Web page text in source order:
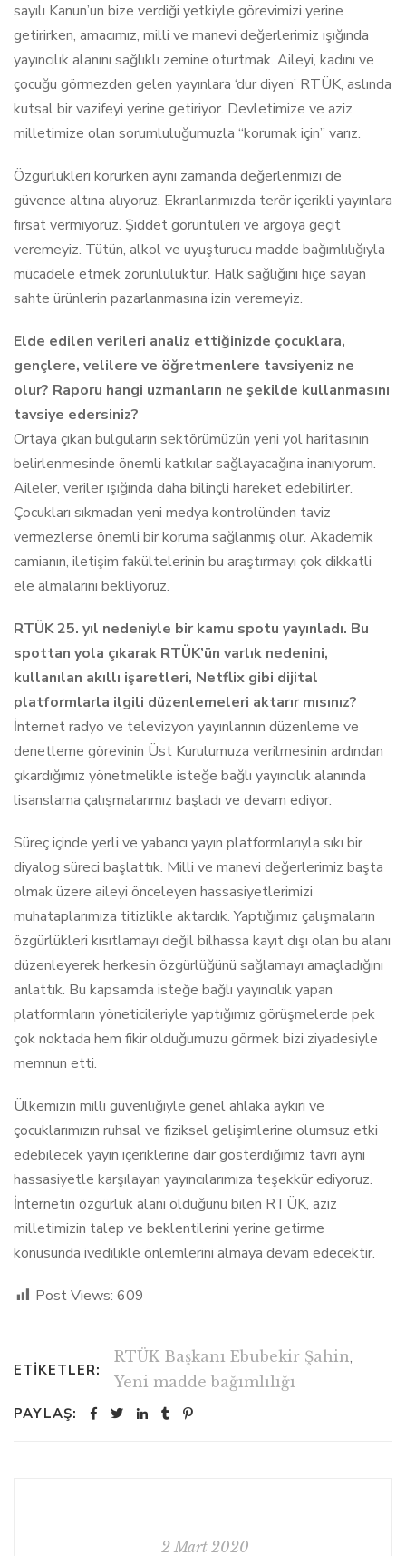
sayılı Kanun’un bize verdiği yetkiyle görevimizi yerine
getirirken, amacımız, milli ve manevi değerlerimiz ışığında
yayıncılık alanını sağlıklı zemine oturtmak. Aileyi, kadını ve
çocuğu görmezden gelen yayınlara ‘dur diyen’ RTÜK, aslında
kutsal bir vazifeyi yerine getiriyor. Devletimize ve aziz
milletimize olan sorumluluğumuzla “korumak için” varız.
Özgürlükleri korurken aynı zamanda değerlerimizi de
güvence altına alıyoruz. Ekranlarımızda terör içerikli yayınlara
fırsat vermiyoruz. Şiddet görüntüleri ve argoya geçit
veremeyiz. Tütün, alkol ve uyuşturucu madde bağımlılığıyla
mücadele etmek zorunluluktur. Halk sağlığını hiçe sayan
sahte ürünlerin pazarlanmasına izin veremeyiz.
Elde edilen verileri analiz ettiğinizde çocuklara,
gençlere, velilere ve öğretmenlere tavsiyeniz ne
olur? Raporu hangi uzmanların ne şekilde kullanmasını
tavsiye edersiniz?
Ortaya çıkan bulguların sektörümüzün yeni yol haritasının
belirlenmesinde önemli katkılar sağlayacağına inanıyorum.
Aileler, veriler ışığında daha bilinçli hareket edebilirler.
Çocukları sıkmadan yeni medya kontrolünden taviz
vermezlerse önemli bir koruma sağlanmış olur. Akademik
camianın, iletişim fakültelerinin bu araştırmayı çok dikkatli
ele almalarını bekliyoruz.
RTÜK 25. yıl nedeniyle bir kamu spotu yayınladı. Bu
spottan yola çıkarak RTÜK’ün varlık nedenini,
kullanılan akıllı işaretleri, Netflix gibi dijital
platformlarla ilgili düzenlemeleri aktarır mısınız?
İnternet radyo ve televizyon yayınlarının düzenleme ve
denetleme görevinin Üst Kurulumuza verilmesinin ardından
çıkardığımız yönetmelikle isteğe bağlı yayıncılık alanında
lisanslama çalışmalarımız başladı ve devam ediyor.
Süreç içinde yerli ve yabancı yayın platformlarıyla sıkı bir
diyalog süreci başlattık. Milli ve manevi değerlerimiz başta
olmak üzere aileyi önceleyen hassasiyetlerimizi
muhataplarımıza titizlikle aktardık. Yaptığımız çalışmaların
özgürlükleri kısıtlamayı değil bilhassa kayıt dışı olan bu alanı
düzenleyerek herkesin özgürlüğünü sağlamayı amaçladığını
anlattık. Bu kapsamda isteğe bağlı yayıncılık yapan
platformların yöneticileriyle yaptığımız görüşmelerde pek
çok noktada hem fikir olduğumuzu görmek bizi ziyadesiyle
memnun etti.
Ülkemizin milli güvenliğiyle genel ahlaka aykırı ve
çocuklarımızın ruhsal ve fiziksel gelişimlerine olumsuz etki
edebilecek yayın içeriklerine dair gösterdiğimiz tavrı aynı
hassasiyetle karşılayan yayıncılarımıza teşekkür ediyoruz.
İnternetin özgürlük alanı olduğunu bilen RTÜK, aziz
milletimizin talep ve beklentilerini yerine getirme
konusunda ivedilikle önlemlerini almaya devam edecektir.
Post Views: 609
ETIKETLER:
RTÜK Başkanı Ebubekir Şahin,
Yeni madde bağımlılığı
PAYLAŞ:
2 Mart 2020